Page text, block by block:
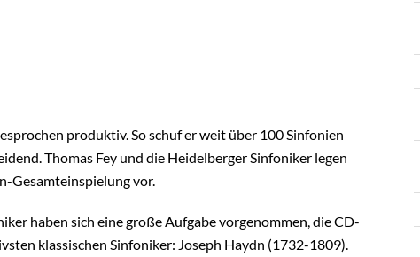
produktiv. So schuf er weit über 100 Sinfonien
Thomas Fey und die Heidelberger Sinfoniker legen
Gesamteinspielung vor.
haben sich eine große Aufgabe vorgenommen, die CD-
klassischen Sinfoniker: Joseph Haydn (1732-1809).